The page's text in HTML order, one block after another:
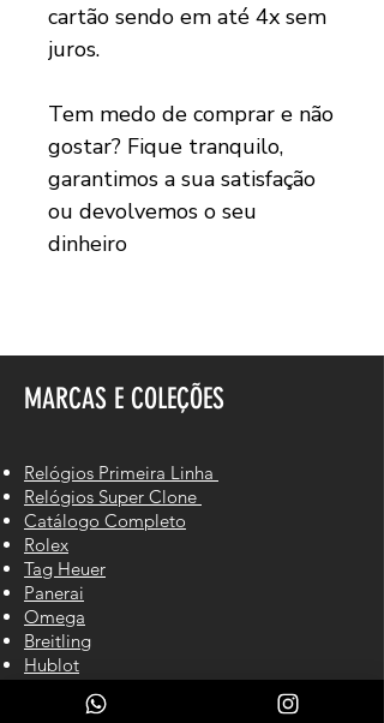
cartão sendo em até 4x sem
juros.
Tem medo de comprar e não
gostar? Fique tranquilo,
garantimos a sua satisfação
ou devolvemos o seu
dinheiro
MARCAS E COLEÇÕES
Relógios Primeira Linha
Relógios Super Clone
Catálogo Completo
Rolex
Tag Heuer
Panerai
Omega
Breitling
Hublot